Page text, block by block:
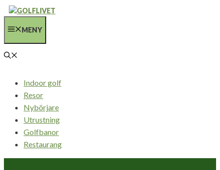
Hoppa
innehållMENY
Indoor golf
Resor
Nybörjare
Utrustning
Golfbanor
Restaurang